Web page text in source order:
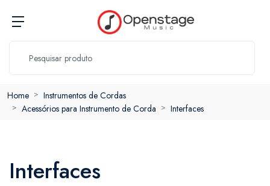
Home
Instrumentos de Cordas
Acessórios para Instrumento de Corda
Interfaces
Interfaces